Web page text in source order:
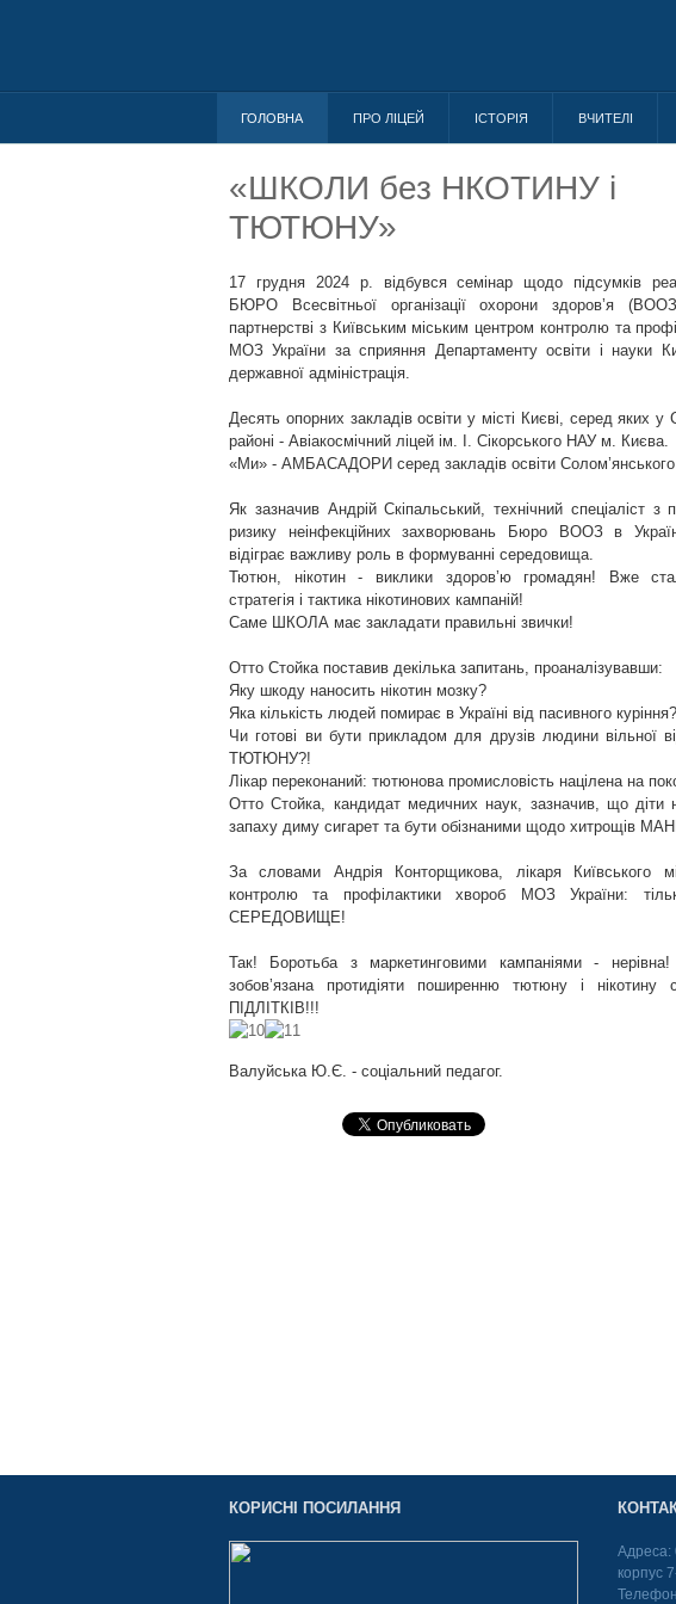
ГОЛОВНА ПРО ЛІЦЕЙ ІСТОРІЯ ВЧИТЕЛІ
«ШКОЛИ без НКОТИНУ і
ТЮТЮНУ»
17 грудня 2024 р. відбувся семінар щодо підсумків
БЮРО Всесвітньої організації охорони здоровʼя
партнерстві з Київським міським центром контролю та
МОЗ України за сприяння Департаменту освіти і науки
державної адміністрація.
Десять опорних закладів освіти у місті Києві, серед яких у
районі - Авіакосмічний ліцей ім. І. Сікорського НАУ м. Києва.
«Ми» - АМБАСАДОРИ серед закладів освіти Солом’янського
Як зазначив Андрій Скіпальський, технічний спеціаліст з
ризику неінфекційних захворювань Бюро ВООЗ в
відіграє важливу роль в формуванні середовища.
Тютюн, нікотин - виклики здоровʼю громадян! Вже
стратегія і тактика нікотинових кампаній!
Саме ШКОЛА має закладати правильні звички!
Отто Стойка поставив декілька запитань, проаналізувавши:
Яку шкоду наносить нікотин мозку?
Яка кількість людей помирає в Україні від пасивного куріння?
Чи готові ви бути прикладом для друзів людини вільної
ТЮТЮНУ?!
Лікар переконаний: тютюнова промисловість націлена на
Отто Стойка, кандидат медичних наук, зазначив, що діти
запаху диму сигарет та бути обізнаними щодо хитрощів
За словами Андрія Конторщикова, лікаря Київського
контролю та профілактики хвороб МОЗ України:
СЕРЕДОВИЩЕ!
Так! Боротьба з маркетинговими кампаніями -
зобовʼязана протидіяти поширенню тютюну і
ПІДЛІТКІВ!!!
Валуйська Ю.Є. - соціальний педагог.
КОРИСНІ ПОСИЛАННЯ
Адреса:
корпус